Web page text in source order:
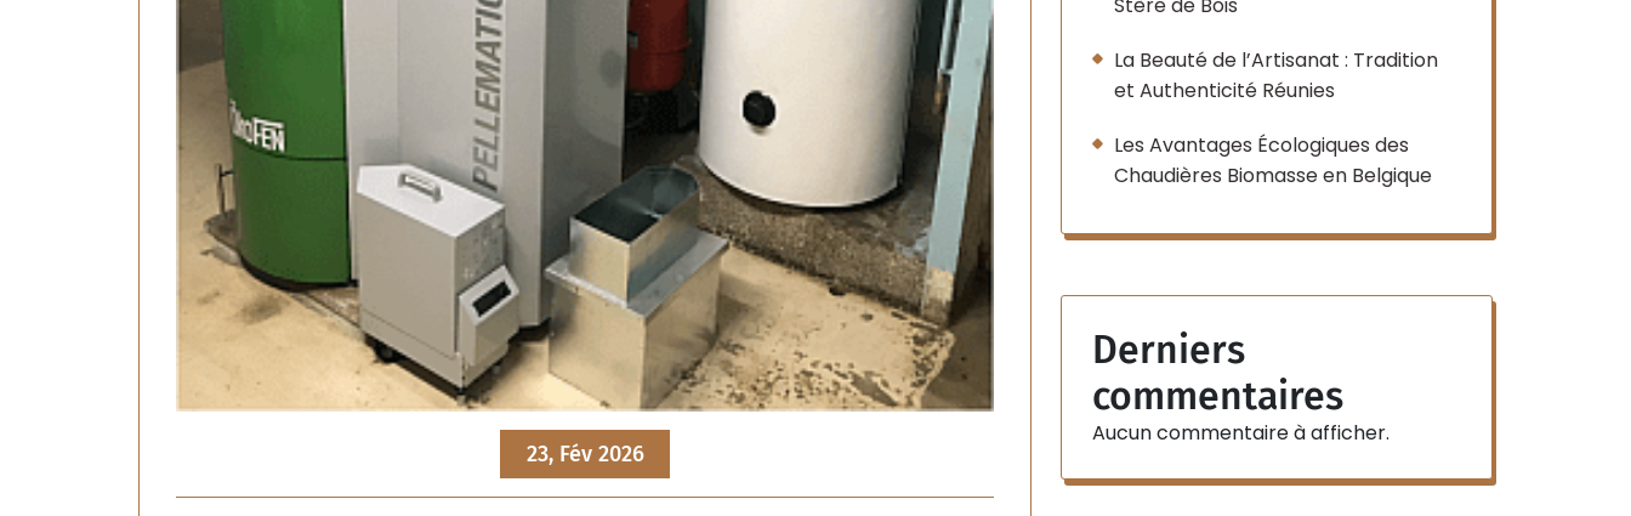
23, Fév 2026
La Beauté de l’Artisanat : Tradition
et Authenticité Réunies
Les Avantages Écologiques des
Chaudières Biomasse en Belgique
Derniers
commentaires
Aucun commentaire à afficher.